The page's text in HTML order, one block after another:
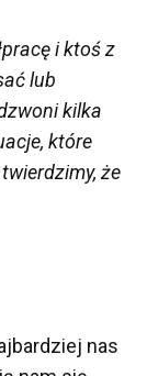
i ktoś z
lub
kilka
które
że
nas